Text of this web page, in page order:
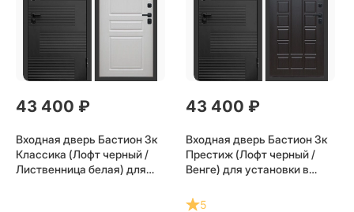
43 400 ₽
Входная дверь Бастион 3к
Классика (Лофт черный /
Лиственница белая) для
43 400 ₽
Входная дверь Бастион 3к
Престиж (Лофт черный /
Венге) для установки в
5